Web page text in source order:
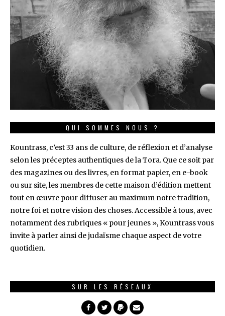
QUI SOMMES NOUS ?
Kountrass, c’est 33 ans de culture, de réflexion et d’analyse
selon les préceptes authentiques de la Tora. Que ce soit par
des magazines ou des livres, en format papier, en e-book
ou sur site, les membres de cette maison d’édition mettent
tout en œuvre pour diffuser au maximum notre tradition,
notre foi et notre vision des choses. Accessible à tous, avec
notamment des rubriques « pour jeunes », Kountrass vous
invite à parler ainsi de judaïsme chaque aspect de votre
quotidien.
SUR LES RÉSEAUX